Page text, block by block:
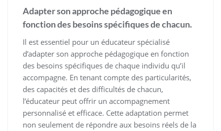
Adapter son approche pédagogique en
fonction des besoins spécifiques de chacun.
Il est essentiel pour un éducateur spécialisé
d’adapter son approche pédagogique en fonction
des besoins spécifiques de chaque individu qu’il
accompagne. En tenant compte des particularités,
des capacités et des difficultés de chacun,
l’éducateur peut offrir un accompagnement
personnalisé et efficace. Cette adaptation permet
non seulement de répondre aux besoins réels de la